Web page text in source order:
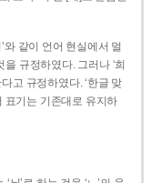
와 같이 언어 현실에서 멀
규정하였다. 그러나 ‘희
고 규정하였다. ‘한글 맞
표기는 기존대로 유지하